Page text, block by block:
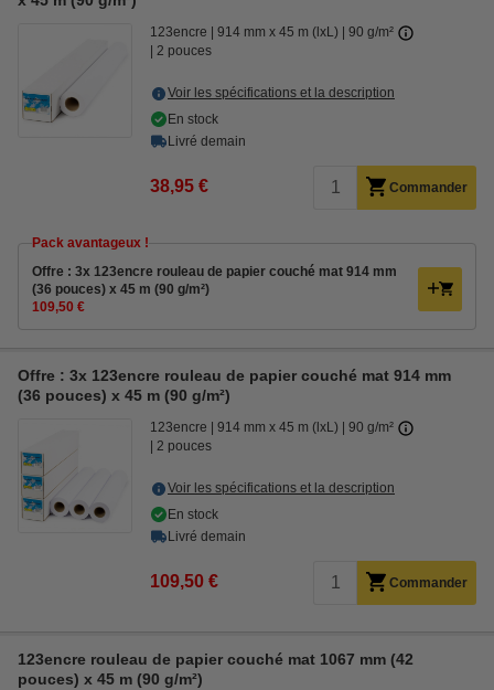
123encre 914 mm x 45 m (lxL)
90 g/m²
2 pouces
Voir les spécifications et la description
En stock
Livré demain
38,95 € Commander
Pack avantageux !
Offre : 3x 123encre rouleau de papier couché mat 914 mm
(36 pouces) x 45 m (90 g/m²)
109,50 €
Offre : 3x 123encre rouleau de papier couché mat 914 mm
(36 pouces) x 45 m (90 g/m²)
123encre 914 mm x 45 m (lxL)
90 g/m²
2 pouces
Voir les spécifications et la description
En stock
Livré demain
109,50 € Commander
123encre rouleau de papier couché mat 1067 mm (42
pouces) x 45 m (90 g/m²)